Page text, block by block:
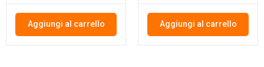
Aggiungi al carrello Aggiungi al carrello